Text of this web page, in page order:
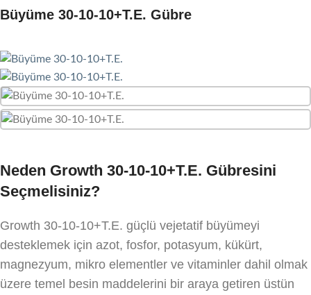
Büyüme 30-10-10+T.E. Gübre
Neden Growth 30-10-10+T.E. Gübresini
Seçmelisiniz?
Growth 30-10-10+T.E. güçlü vejetatif büyümeyi
desteklemek için azot, fosfor, potasyum, kükürt,
magnezyum, mikro elementler ve vitaminler dahil olmak
üzere temel besin maddelerini bir araya getiren üstün